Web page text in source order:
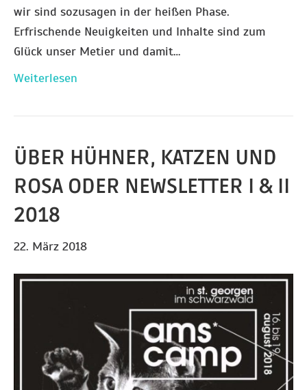
wir sind sozusagen in der heißen Phase.
Erfrischende Neuigkeiten und Inhalte sind zum
Glück unser Metier und damit…
Weiterlesen
ÜBER HÜHNER, KATZEN UND
ROSA ODER NEWSLETTER I & II
2018
22. März 2018